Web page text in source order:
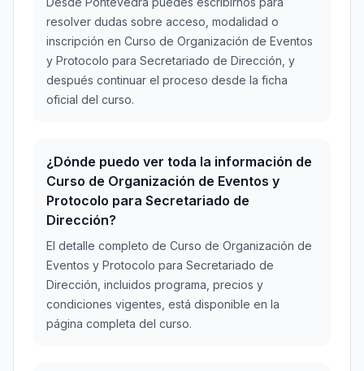
resolver dudas sobre acceso, modalidad o
inscripción en Curso de Organización de Eventos
y Protocolo para Secretariado de Dirección, y
después continuar el proceso desde la ficha
oficial del curso.
¿Dónde puedo ver toda la información de
Curso de Organización de Eventos y
Protocolo para Secretariado de
Dirección?
El detalle completo de Curso de Organización de
Eventos y Protocolo para Secretariado de
Dirección, incluidos programa, precios y
condiciones vigentes, está disponible en la
página completa del curso.